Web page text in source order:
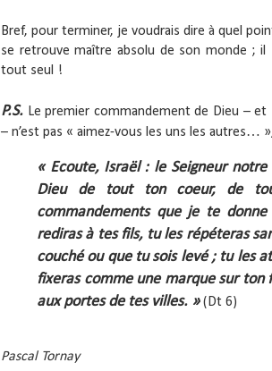
Bref, pour terminer, je voudrais dire à quel
se retrouve maître absolu de son monde ;
tout seul !
P.S. Le premier commandement de Dieu –
– n’est pas « aimez-vous les uns les autres…
« Ecoute, Israël : le Seigneur
Dieu de tout ton coeur, de
commandements que je te
rediras à tes fils, tu les répéteras
couché ou que tu sois levé ; tu les
fixeras comme une marque sur ton
aux portes de tes villes. »(Dt 6)
Pascal Tornay